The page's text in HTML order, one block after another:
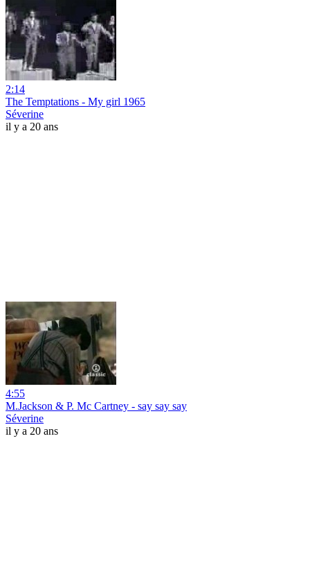
2:14
The Temptations - My girl 1965
Séverine
il y a 20 ans
4:55
M.Jackson & P. Mc Cartney - say say say
Séverine
il y a 20 ans